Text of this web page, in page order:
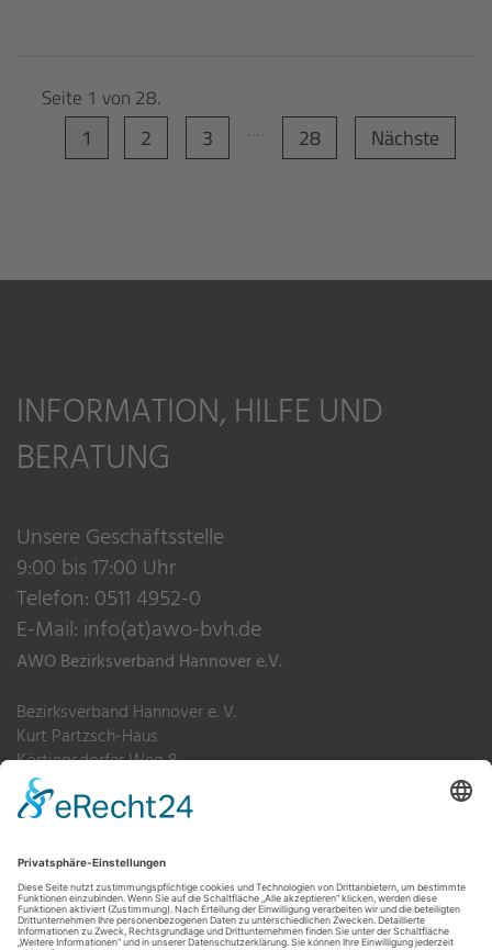
Seite 1 von 28.
1 2 3 .... 28 Nächste
INFORMATION, HILFE UND
BERATUNG
Unsere Geschäftsstelle
9:00 bis 17:00 Uhr
Telefon: 0511 4952-0
E-Mail: info(at)awo-bvh.de
AWO Bezirksverband Hannover e.V.
Bezirksverband Hannover e. V.
Kurt Partzsch-Haus
Körtingsdorfer Weg 8
30455 Hannover
Fax: 0511 4952-200
Impressum
Datenschutz